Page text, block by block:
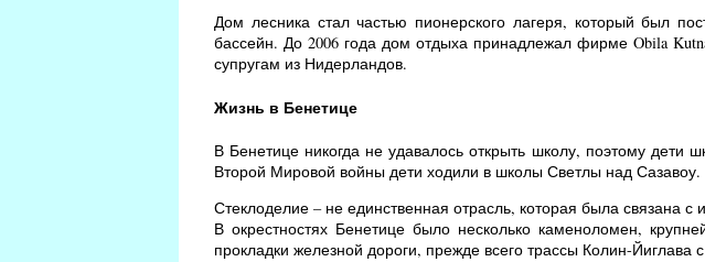
Дом лесника стал частью пионерского лагеря, который был
бассейн. До 2006 года дом отдыха принадлежал фирме Obila
супругам из Нидерландов.
Жизнь в Бенетице
В Бенетице никогда не удавалось открыть школу, поэтому дети
Второй Мировой войны дети ходили в школы Светлы над Сазавоу.
Стеклоделие – не единственная отрасль, которая была
В окрестностях Бенетице было несколько каменоломен,
прокладки железной дороги, прежде всего трассы Колин-Йиглава